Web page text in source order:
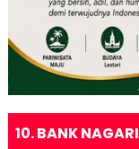
10. BANK NAGARI